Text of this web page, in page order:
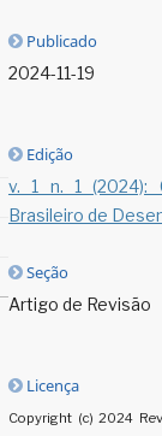
Publicado
2024-11-19
Edição
v. 1 n. 1 (2024):
Brasileiro de
Seção
Artigo de Revisão
Licença
Copyright (c) 2024